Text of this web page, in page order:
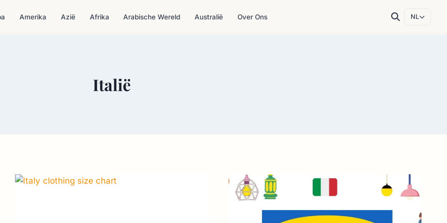
Amerika Azië Afrika Arabische Wereld Australië Over Ons NL
Italië